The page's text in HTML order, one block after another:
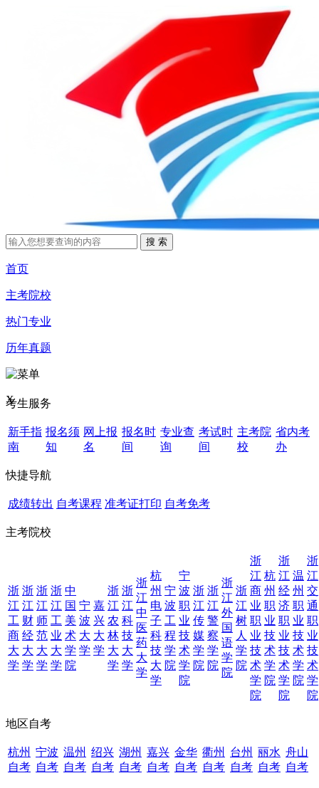
首页
主考院校
热门专业
历年真题
X
考生服务
新手指
南
报名须
知
网上报
名
报名时
间
专业查
询
考试时
间
主考院
校
省内考
办
快捷导航
成绩转出 自考课程 准考证打印 自考免考
主考院校
浙
江
工
商
大
学
浙
江
财
经
大
学
浙
江
师
范
大
学
浙
江
工
业
大
学
中
国
美
术
学
院
宁
波
大
学
嘉
兴
大
学
浙
江
农
林
大
学
浙
江
科
技
大
学
浙
江
中
医
药
大
学
杭
州
电
子
科
技
大
学
宁
波
工
程
学
院
宁
波
职
业
技
术
学
院
浙
江
传
媒
学
院
浙
江
警
察
学
院
浙
江
外
国
语
学
院
浙
江
树
人
学
院
浙
江
商
业
职
业
技
术
学
院
杭
州
职
业
技
术
学
院
浙
江
经
济
职
业
技
术
学
院
温
州
职
业
技
术
学
院
浙
江
交
通
职
业
技
术
学
院
地区自考
杭州
自考
宁波
自考
温州
自考
绍兴
自考
湖州
自考
嘉兴
自考
金华
自考
衢州
自考
台州
自考
丽水
自考
舟山
自考